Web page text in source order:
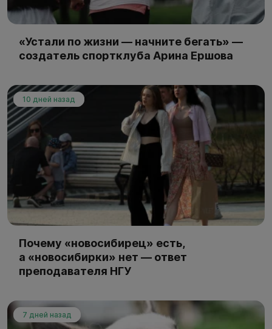
«Устали по жизни — начните бегать» —
создатель спортклуба Арина Ершова
10 дней назад
Почему «новосибирец» есть,
а «новосибирки» нет — ответ
преподавателя НГУ
7 дней назад